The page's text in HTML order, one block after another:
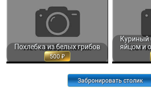
Похлебка из белых грибов
500
ПОХЛЕБКА ИЗ БЕЛЫХ ГРИБОВ 350
МЛ. 500
Куриный
яйцом и
КУРИНЫЙ
ЯЙЦОМ И
Забронировать столик